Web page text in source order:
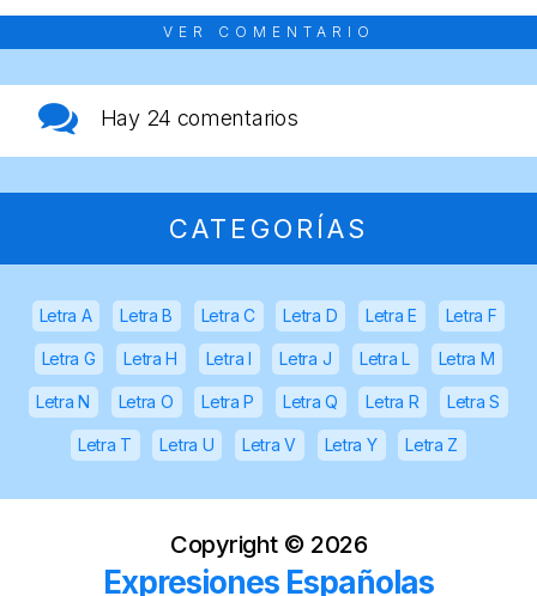
VER COMENTARIO
Hay 24 comentarios
CATEGORÍAS
Letra A Letra B Letra C Letra D Letra E Letra F
Letra G Letra H Letra I Letra J Letra L Letra M
Letra N Letra O Letra P Letra Q Letra R Letra S
Letra T Letra U Letra V Letra Y Letra Z
Copyright © 2026
Expresiones Españolas